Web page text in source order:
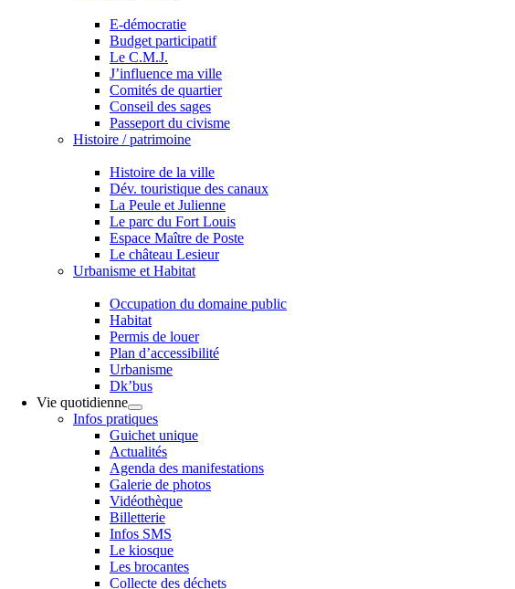
E-démocratie
Budget participatif
Le C.M.J.
J’influence ma ville
Comités de quartier
Conseil des sages
Passeport du civisme
Histoire / patrimoine
Histoire de la ville
Dév. touristique des canaux
La Peule et Julienne
Le parc du Fort Louis
Espace Maître de Poste
Le château Lesieur
Urbanisme et Habitat
Occupation du domaine public
Habitat
Permis de louer
Plan d’accessibilité
Urbanisme
Dk’bus
Vie quotidienne
Infos pratiques
Guichet unique
Actualités
Agenda des manifestations
Galerie de photos
Vidéothèque
Billetterie
Infos SMS
Le kiosque
Les brocantes
Collecte des déchets